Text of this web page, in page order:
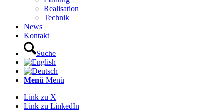
Realisation
Technik
News
Kontakt
Suche
Menü Menü
Link zu X
Link zu LinkedIn